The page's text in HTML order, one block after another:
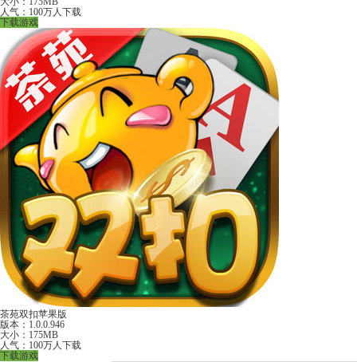
人气：100万人下载
下载游戏
茶苑双扣苹果版
版本：1.0.0.946
大小：175MB
人气：100万人下载
下载游戏